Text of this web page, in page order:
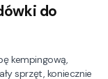
do
kempingową,
sprzęt, koniecznie